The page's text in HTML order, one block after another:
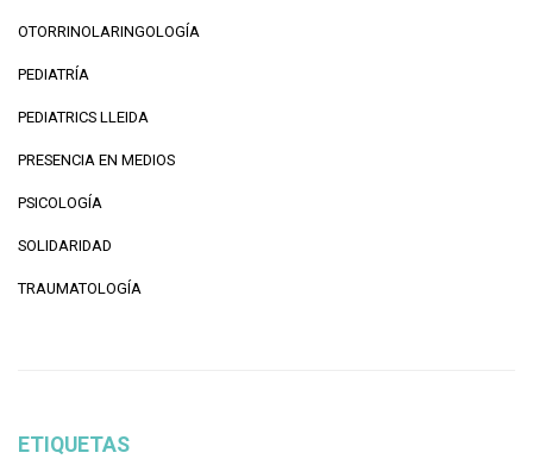
OTORRINOLARINGOLOGÍA
PEDIATRÍA
PEDIATRICS LLEIDA
PRESENCIA EN MEDIOS
PSICOLOGÍA
SOLIDARIDAD
TRAUMATOLOGÍA
ETIQUETAS